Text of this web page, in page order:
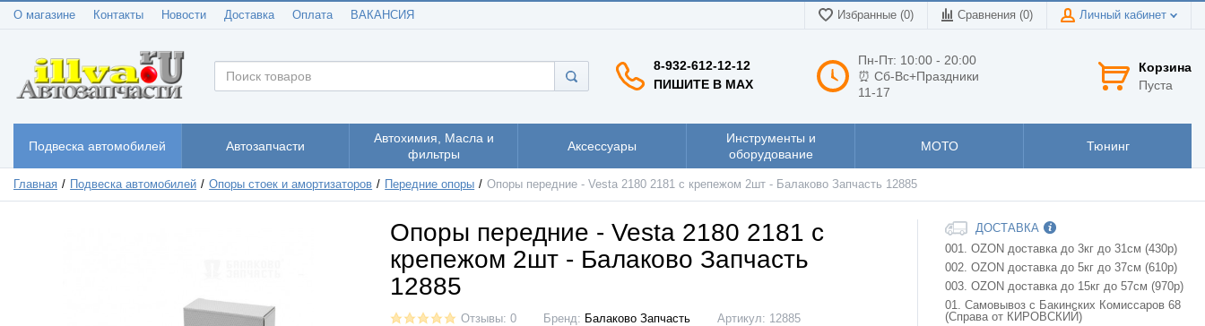
О магазине Контакты Новости Доставка Оплата ВАКАНСИЯ Избранные (0) Сравнения (0) Личный кабинет
8-932-612-12-12
ПИШИТЕ В MAX
Пн-Пт: 10:00 - 20:00
⏰ Сб-Вс+Праздники
11-17
Корзина
Пуста
Подвеска автомобилей Автозапчасти
Автохимия, Масла и
фильтры
Аксессуары
Инструменты и
оборудование
МОТО Тюнинг
Главная Подвеска автомобилей Опоры стоек и амортизаторов Передние опоры Опоры передние - Vesta 2180 2181 с крепежом 2шт - Балаково Запчасть 12885
Опоры передние - Vesta 2180 2181 с
крепежом 2шт - Балаково Запчасть
12885
Отзывы: 0 Бренд: Балаково Запчасть Артикул: 12885
ДОСТАВКА
001. OZON доставка до 3кг до 31см (430р)
002. OZON доставка до 5кг до 37см (610р)
003. OZON доставка до 15кг до 57см (970р)
01. Самовывоз с Бакинских Комиссаров 68
(Справа от КИРОВСКИЙ)